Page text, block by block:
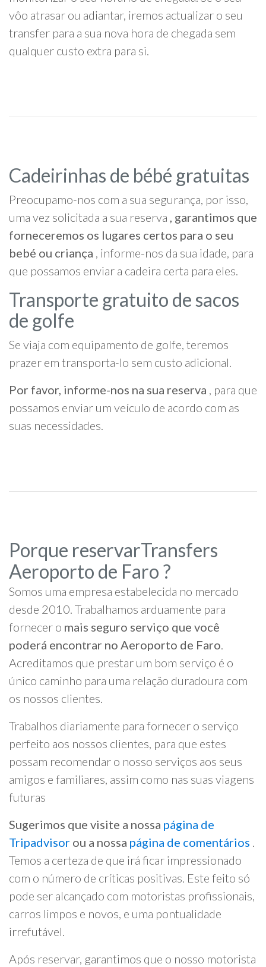
vôo atrasar ou adiantar, iremos actualizar o seu
transfer para a sua nova hora de chegada sem
qualquer custo extra para si.
Cadeirinhas de bébé gratuitas
Preocupamo-nos com a sua segurança, por isso,
uma vez solicitada a sua reserva , garantimos que
forneceremos os lugares certos para o seu
bebé ou criança , informe-nos da sua idade, para
que possamos enviar a cadeira certa para eles.
Transporte gratuito de sacos
de golfe
Se viaja com equipamento de golfe, teremos
prazer em transporta-lo sem custo adicional.
Por favor, informe-nos na sua reserva , para que
possamos enviar um veículo de acordo com as
suas necessidades.
Porque reservarTransfers
Aeroporto de Faro ?
Somos uma empresa estabelecida no mercado
desde 2010. Trabalhamos arduamente para
fornecer o mais seguro serviço que você
poderá encontrar no Aeroporto de Faro.
Acreditamos que prestar um bom serviço é o
único caminho para uma relação duradoura com
os nossos clientes.
Trabalhos diariamente para fornecer o serviço
perfeito aos nossos clientes, para que estes
possam recomendar o nosso serviços aos seus
amigos e familiares, assim como nas suas viagens
futuras
Sugerimos que visite a nossa página de
Tripadvisor ou a nossa página de comentários .
Temos a certeza de que irá ficar impressionado
com o número de críticas positivas. Este feito só
pode ser alcançado com motoristas profissionais,
carros limpos e novos, e uma pontualidade
irrefutável.
Após reservar, garantimos que o nosso motorista